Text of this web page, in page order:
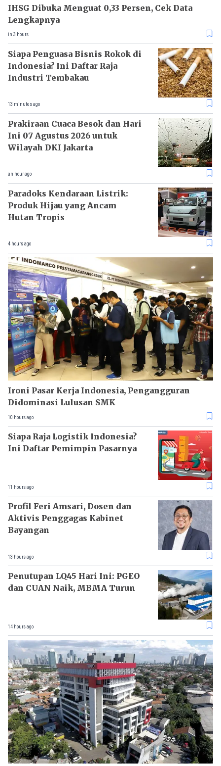
IHSG Dibuka Menguat 0,33 Persen, Cek Data
Lengkapnya
in 3 hours
Siapa Penguasa Bisnis Rokok di
Indonesia? Ini Daftar Raja
Industri Tembakau
13 minutes ago
Prakiraan Cuaca Besok dan Hari
Ini 07 Agustus 2026 untuk
Wilayah DKI Jakarta
an hour ago
Paradoks Kendaraan Listrik:
Produk Hijau yang Ancam
Hutan Tropis
4 hours ago
Ironi Pasar Kerja Indonesia, Pengangguran
Didominasi Lulusan SMK
10 hours ago
Siapa Raja Logistik Indonesia?
Ini Daftar Pemimpin Pasarnya
11 hours ago
Profil Feri Amsari, Dosen dan
Aktivis Penggagas Kabinet
Bayangan
13 hours ago
Penutupan LQ45 Hari Ini: PGEO
dan CUAN Naik, MBMA Turun
14 hours ago